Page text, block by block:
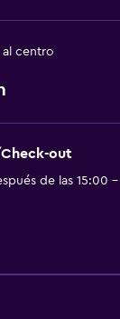
al centro
out
de las 15:00